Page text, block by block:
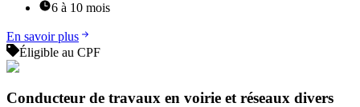
6 à 10 mois
En savoir plus
Éligible au CPF
Conducteur de travaux en voirie et réseaux divers